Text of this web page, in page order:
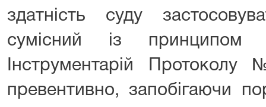
здатність суду
сумісний із принципом
Інструментарій
превентивно, запобігаючи